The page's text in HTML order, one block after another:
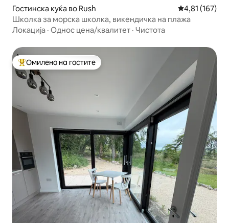
Гостинска куќа во Rush Просечна
4,81 (167)
Школка за морска школка, викендичка на плажа
Локација · Однос цена/квалитет · Чистота
Меѓу најуспешните „Омилени на гостите“
Омилено на гостите